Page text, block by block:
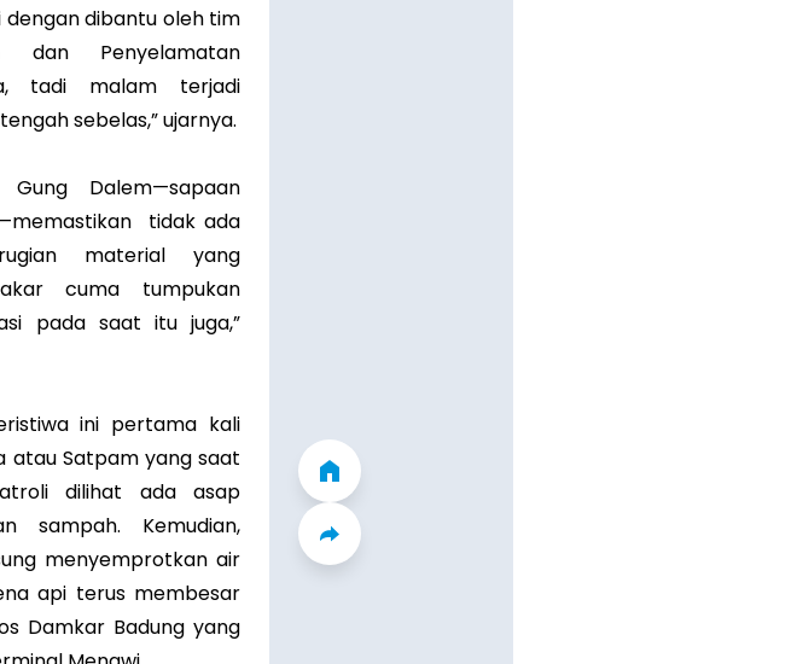
dengan dibantu oleh tim
dan Penyelamatan
tadi malam terjadi
sebelas,” ujarnya.
Dalem—sapaan
tidak ada
material yang
cuma tumpukan
pada saat itu juga,”
ini pertama kali
atau Satpam yang saat
dilihat ada asap
sampah. Kemudian,
menyemprotkan air
api terus membesar
Damkar Badung yang